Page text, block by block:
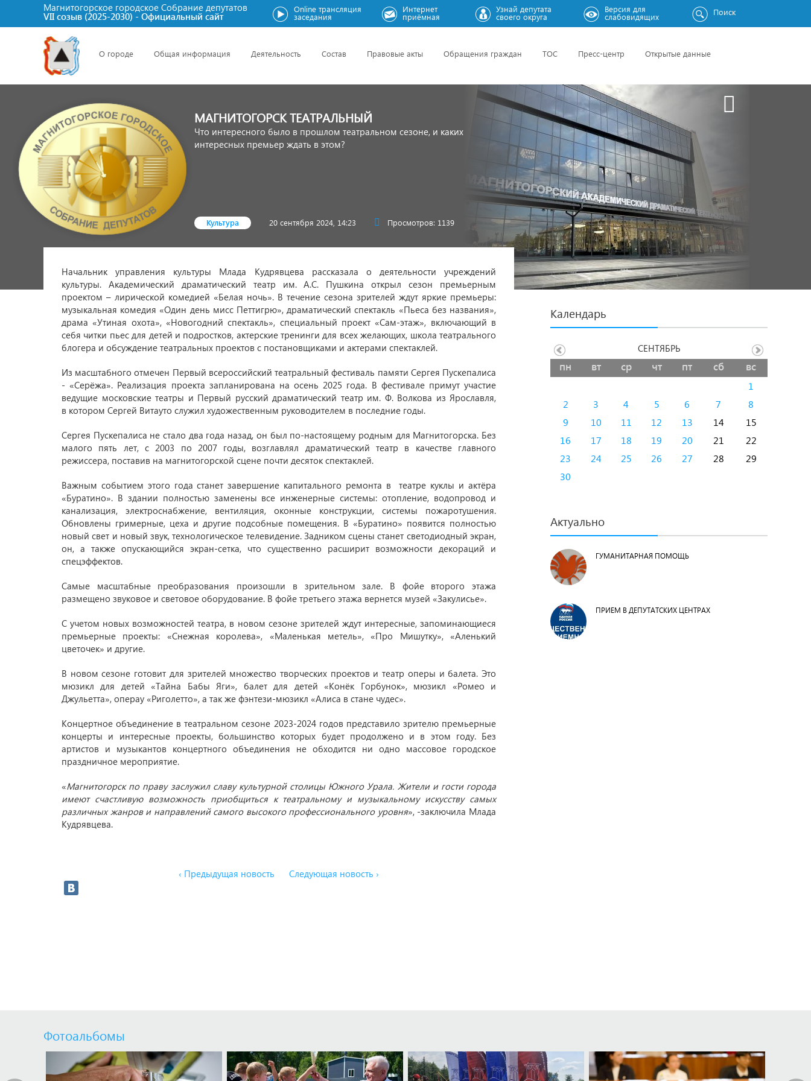
Магнитогорское городское Cобрание депутатов
VII созыв (2025-2030) - Официальный сайт
Online трансляция
заседания
Интернет
приёмная
Узнай депутата
своего округа
Версия для
слабовидящих Поиск
О городе Общая информация Деятельность Состав Правовые акты Обращения граждан ТОС Пресс-центр Открытые данные
МАГНИТОГОРСК ТЕАТРАЛЬНЫЙ
Что интересного было в прошлом театральном сезоне, и каких
интересных премьер ждать в этом?
Культура 20 сентября 2024, 14:23 Просмотров: 1139
Начальник управления культуры Млада Кудрявцева рассказала о деятельности учреждений
культуры. Академический драматический театр им. А.С. Пушкина открыл сезон премьерным
проектом – лирической комедией «Белая ночь». В течение сезона зрителей ждут яркие премьеры:
музыкальная комедия «Один день мисс Петтигрю», драматический спектакль «Пьеса без названия»,
драма «Утиная охота», «Новогодний спектакль», специальный проект «Сам-этаж», включающий в
себя читки пьес для детей и подростков, актерские тренинги для всех желающих, школа театрального
блогера и обсуждение театральных проектов с постановщиками и актерами спектаклей.
Из масштабного отмечен Первый всероссийский театральный фестиваль памяти Сергея Пускепалиса
- «Серёжа». Реализация проекта запланирована на осень 2025 года. В фестивале примут участие
ведущие московские театры и Первый русский драматический театр им. Ф. Волкова из Ярославля,
в котором Сергей Витауто служил художественным руководителем в последние годы.
Сергея Пускепалиса не стало два года назад, он был по-настоящему родным для Магнитогорска. Без
малого пять лет, с 2003 по 2007 годы, возглавлял драматический театр в качестве главного
режиссера, поставив на магнитогорской сцене почти десяток спектаклей.
Важным событием этого года станет завершение капитального ремонта в театре куклы и актёра
«Буратино». В здании полностью заменены все инженерные системы: отопление, водопровод и
канализация, электроснабжение, вентиляция, оконные конструкции, системы пожаротушения.
Обновлены гримерные, цеха и другие подсобные помещения. В «Буратино» появится полностью
новый свет и новый звук, технологическое телевидение. Задником сцены станет светодиодный экран,
он, а также опускающийся экран-сетка, что существенно расширит возможности декораций и
спецэффектов.
Самые масштабные преобразования произошли в зрительном зале. В фойе второго этажа
размещено звуковое и световое оборудование. В фойе третьего этажа вернется музей «Закулисье».
С учетом новых возможностей театра, в новом сезоне зрителей ждут интересные, запоминающиеся
премьерные проекты: «Снежная королева», «Маленькая метель», «Про Мишутку», «Аленький
цветочек» и другие.
В новом сезоне готовит для зрителей множество творческих проектов и театр оперы и балета. Это
мюзикл для детей «Тайна Бабы Яги», балет для детей «Конёк Горбунок», мюзикл «Ромео и
Джульетта», операу «Риголетто», а так же фэнтези-мюзикл «Алиса в стане чудес».
Концертное объединение в театральном сезоне 2023-2024 годов представило зрителю премьерные
концерты и интересные проекты, большинство которых будет продолжено и в этом году. Без
артистов и музыкантов концертного объединения не обходится ни одно массовое городское
праздничное мероприятие.
«Магнитогорск по праву заслужил славу культурной столицы Южного Урала. Жители и гости города
имеют счастливую возможность приобщиться к театральному и музыкальному искусству самых
различных жанров и направлений самого высокого профессионального уровня», -заключила Млада
Кудрявцева.
‹ Предыдущая новость Следующая новость ›
Календарь
пн вт ср чт пт сб вс
1
2
3 4 5 6 7
8
9
10 11 12 13 14
15
16
17 18 19 20 21
22
23
24 25 26 27 28
29
30
СЕНТЯБРЬ
Актуально
ГУМАНИТАРНАЯ ПОМОЩЬ
ПРИЕМ В ДЕПУТАТСКИХ ЦЕНТРАХ
Фотоальбомы